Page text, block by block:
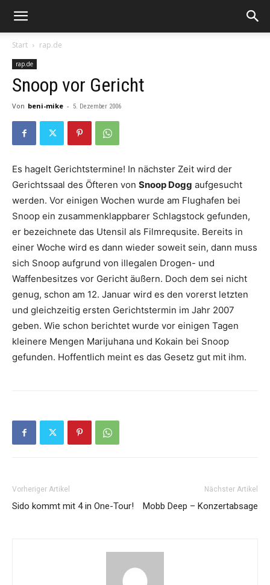
Start rap.de
rap.de
Snoop vor Gericht
Von beni-mike - 5. Dezember 2006
Es hagelt Gerichtstermine! In nächster Zeit wird der
Gerichtssaal des Öfteren von Snoop Dogg aufgesucht
werden. Vor einigen Wochen wurde am Flughafen bei
Snoop ein zusammenklappbarer Schlagstock gefunden,
er bezeichnete das Utensil als Filmrequsite. Bereits in
einer Woche wird es dann wieder soweit sein, dann muss
sich Snoop aufgrund von illegalen Drogen- und
Waffenbesitzes vor Gericht äußern. Doch dem sei nicht
genug, schon am 12. Januar wird es den vorerst letzten
und gleichzeitig ersten Gerichtstermin im Jahr 2007
geben. Wie schon berichtet wurde vor einigen Tagen
kleinere Mengen Marijuhana und Kokain bei Snoop
gefunden. Hoffentlich meint es das Gesetz gut mit ihm.
Vorheriger Artikel
Sido kommt mit 4 in One-Tour!
Nächster Artikel
Mobb Deep – Konzertabsage